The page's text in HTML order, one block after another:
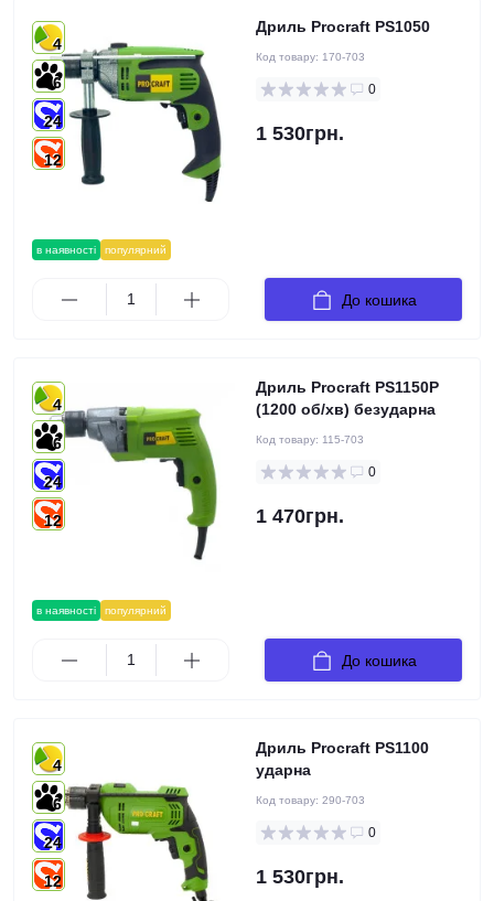
в наявності популярний
4
6
24
12
Дриль Procraft PS1050
Код товару: 170-703
0
1 530грн.
До кошика
в наявності популярний
4
6
24
12
Дриль Procraft PS1150P
(1200 об/хв) безударна
Код товару: 115-703
0
1 470грн.
До кошика
4
6
24
12
Дриль Procraft PS1100
ударна
Код товару: 290-703
0
1 530грн.